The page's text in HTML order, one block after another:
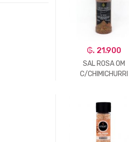
₲. 21.900
SAL ROSA OM
C/CHIMICHURRI
Un.